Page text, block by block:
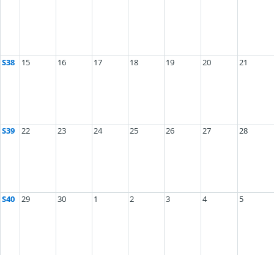
S38 15 16 17 18 19 20 21
S39 22 23 24 25 26 27 28
S40 29 30 1 2 3 4 5